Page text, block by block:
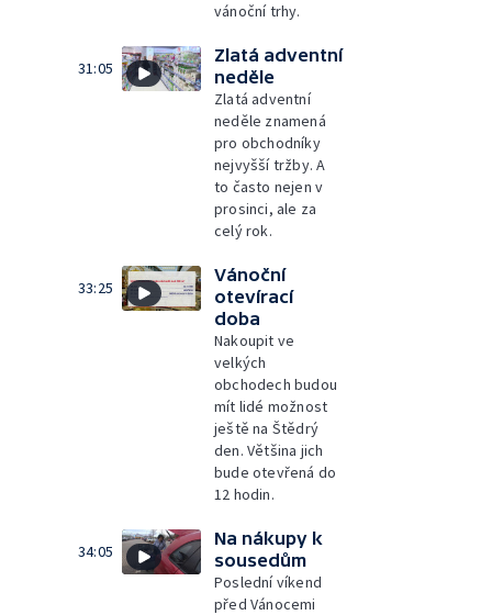
vánoční trhy.
31:05
Zlatá adventní
neděle
Zlatá adventní
neděle znamená
pro obchodníky
nejvyšší tržby. A
to často nejen v
prosinci, ale za
celý rok.
33:25
Vánoční
otevírací
doba
Nakoupit ve
velkých
obchodech budou
mít lidé možnost
ještě na Štědrý
den. Většina jich
bude otevřená do
12 hodin.
34:05
Na nákupy k
sousedům
Poslední víkend
před Vánocemi